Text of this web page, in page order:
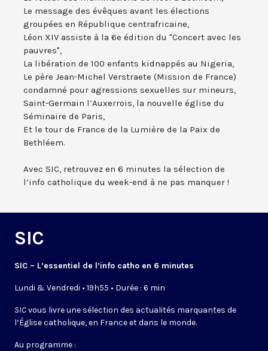
Le message des évêques avant les élections
groupées en République centrafricaine,
Léon XIV assiste à la 6e édition du "Concert avec les
pauvres",
La libération de 100 enfants kidnappés au Nigeria,
Le père Jean-Michel Verstraete (Mission de France)
condamné pour agressions sexuelles sur mineurs,
Saint-Germain l’Auxerrois, la nouvelle église du
Séminaire de Paris,
Et le tour de France de la Lumière de la Paix de
Bethléem.
Avec SIC, retrouvez en 6 minutes la sélection de
l’info catholique du week-end à ne pas manquer !
SIC
SIC – L’essentiel de l’info catho en 6 minutes
Lundi & Vendredi • 19h55 • Durée : 6 min
SICvous livre une sélection des actualités marquantes de
l’Église catholique, en France et dans le monde.
Au programme :